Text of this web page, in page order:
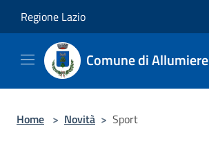
Regione Lazio
Comune di Allumiere
Home > Novità > Sport